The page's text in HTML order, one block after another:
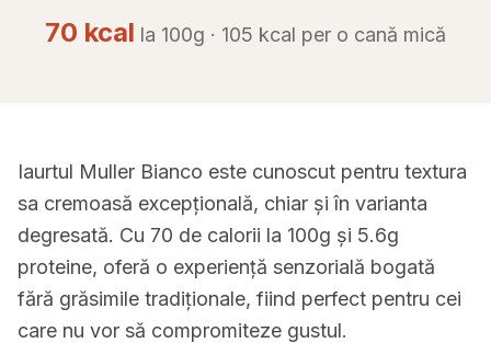
70 kcal la 100g · 105 kcal per o cană mică
Iaurtul Muller Bianco este cunoscut pentru textura
sa cremoasă excepțională, chiar și în varianta
degresată. Cu 70 de calorii la 100g și 5.6g
proteine, oferă o experiență senzorială bogată
fără grăsimile tradiționale, fiind perfect pentru cei
care nu vor să compromiteze gustul.